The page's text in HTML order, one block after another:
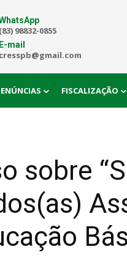
(83) 98832-0855
E-mail
cresspb@gmail.com
FISCALIZAÇÃO
sobre